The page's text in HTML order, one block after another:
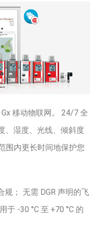
移动物联网。 24/7 全
、湿度、光线、倾斜度
围内更长时间地保护您
规； 无需 DGR 声明的飞
于 -30 °C 至 +70 °C 的